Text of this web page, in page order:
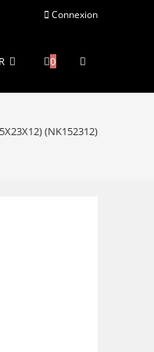
Connexion
0 Toggle
(NK152312)